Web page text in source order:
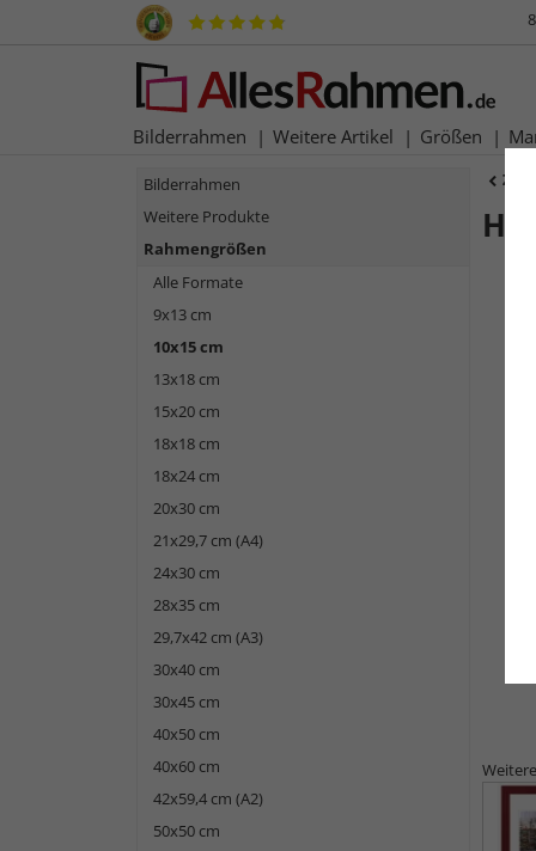
Bilderrahmen Weitere Artikel Größen
Bilderrahmen
Weitere Produkte
Rahmengrößen
Alle Formate
9x13 cm
10x15 cm
13x18 cm
15x20 cm
18x18 cm
18x24 cm
20x30 cm
21x29,7 cm (A4)
24x30 cm
28x35 cm
29,7x42 cm (A3)
30x40 cm
30x45 cm
40x50 cm
40x60 cm
42x59,4 cm (A2)
50x50 cm